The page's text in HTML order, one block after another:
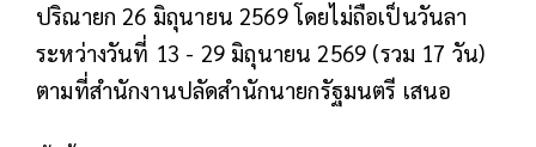
ปริณายก 26 มิถุนายน 2569 โดยไม่ถือเป็นวันลา
ระหว่างวันที่ 13 - 29 มิถุนายน 2569 (รวม 17 วัน)
ตามที่สำนักงานปลัดสำนักนายกรัฐมนตรี เสนอ